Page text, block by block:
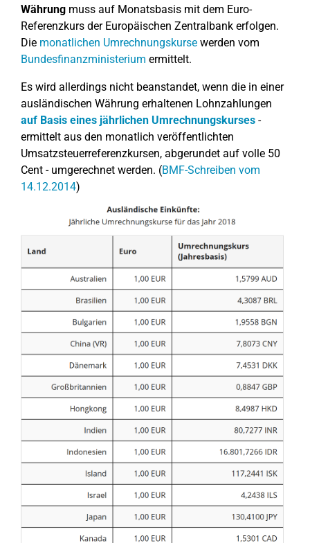
Währung muss auf Monatsbasis mit dem Euro-
Referenzkurs der Europäischen Zentralbank erfolgen.
Die monatlichen Umrechnungskurse werden vom
Bundesfinanzministerium ermittelt.
Es wird allerdings nicht beanstandet, wenn die in einer
ausländischen Währung erhaltenen Lohnzahlungen
auf Basis eines jährlichen Umrechnungskurses -
ermittelt aus den monatlich veröffentlichten
Umsatzsteuerreferenzkursen, abgerundet auf volle 50
Cent - umgerechnet werden. (BMF-Schreiben vom
14.12.2014)